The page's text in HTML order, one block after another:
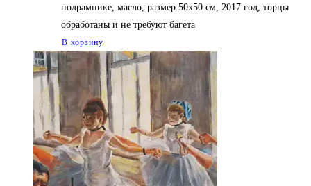
подрамнике, масло, размер 50х50 см, 2017 год, торцы
обработаны и не требуют багета
В корзину